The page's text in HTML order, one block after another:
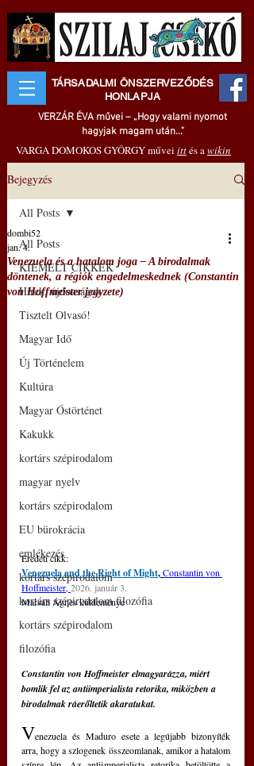
TÁRSADALMI ÖNSZERVEZŐDÉS
HONLAPJA
VERZÁR ÉVA művei – „Hogy valami nyomot
hagyjak magam után..."
VARGA DOMOKOS GYÖRGY művei ittés awikin
Bejegyzés
All Posts
KIEMELT CIKKEK
Hírek, újdonságok
Tisztelt Olvasó!
Magyar Idő
Új Történelem
Kultúra
Magyar Őstörténet
Kakukk
kortárs szépirodalom
magyar nyelv
kortárs szépirodalom
EU bürokrácia
emlékezés
kortárs szépirodalom
kortárs szépirodalom filozófia
kortárs szépirodalom
filozófia
All Posts
Venezuela és a hatalom joga ‒ A birodalmak
döntenek, a régiók engedelmeskednek (Constantin
von Hoffmeister jegyzete)
dombi52
jan. 4.
Eredeti cikk:
Venezuela and the Right of Might, Constantin von
Hoffmeister, 2026. január 3.
Marsall Ágnes küldeménye
Constantin von Hoffmeister elmagyarázza, miért
bomlik fel az antiimperialista retorika, miközben a
birodalmak ráerőltetik akaratukat.
Venezuela és Maduro esete a legújabb bizonyíték
arra, hogy a szlogenek összeomlanak, amikor a hatalom